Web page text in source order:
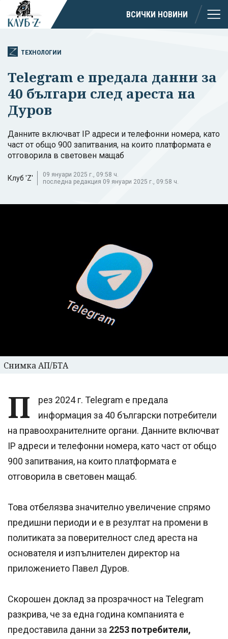
ВСИЧКИ НОВИНИ
ТЕХНОЛОГИИ
Telegram е предала данни за
40 българи след ареста на
Дуров
Данните включват IP адреси и телефонни номера, като
част от общо 900 запитвания, на които платформата е
отговорила в световен мащаб
Клуб 'Z'
09 януари 2025 г., 09:58 ч.
последна редакция 09 януари 2025 г., 09:58 ч.
Снимка АП/БТА
П
рез 2024 г. Telegram е предала
информация за 40 български потребители
на правоохранителните органи. Данните включват
IP адреси и телефонни номера, като част от общо
900 запитвания, на които платформата е
отговорила в световен мащаб.
Това отбелязва значително увеличение спрямо
предишни периоди и е в резултат на промени в
политиката за поверителност след ареста на
основателя и изпълнителен директор на
приложението Павел Дуров.
Скорошен доклад за прозрачност на Telegram
разкрива, че за една година компанията е
предоставила данни за 2253 потребители,